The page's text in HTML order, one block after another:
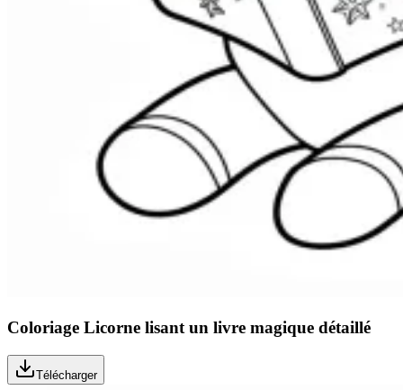
Coloriage Licorne lisant un livre magique détaillé
Télécharger